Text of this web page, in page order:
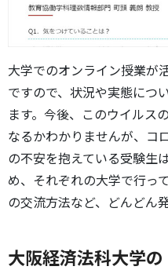
大学でのオンライン授業が
ですので、状況や実態につ
ます。今後、このウイルス
なるかわかりませんが、コ
の不安を抱えている受験生
め、それぞれの大学で行っ
の交流方法など、どんどん
大阪経済法科大学